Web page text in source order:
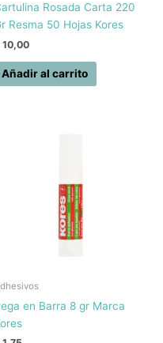
Rosada Carta 220
Resma 50 Hojas Kores
10,00
Añadir al carrito
en Barra 8 gr Marca